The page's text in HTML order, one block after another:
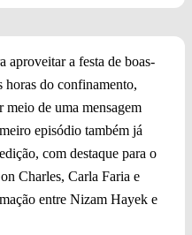
aproveitar a festa de boas-
horas do confinamento,
de uma mensagem
episódio também já
com destaque para o
Charles, Carla Faria e
entre Nizam Hayek e